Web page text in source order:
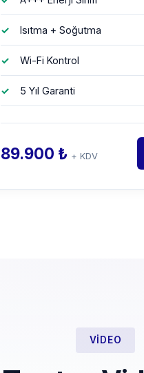
Isıtma + Soğutma
Wi-Fi Kontrol
5 Yıl Garanti
89.900 ₺ + KDV
VIDEO